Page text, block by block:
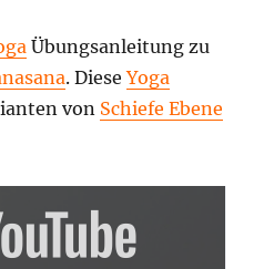
Übungsanleitung zu
. DieseYoga
von Schiefe Ebene